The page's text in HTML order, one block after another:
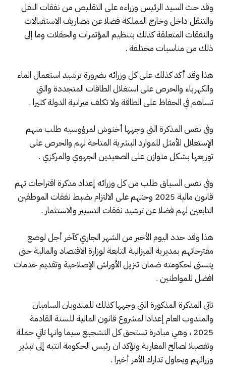
وقد حث السيد الرئيس وزراءه على التقليص من نفقات النقل
والتنقل داخل وخارج المملكة فضلا عن مصاريف الاستقبالات
والنفقات المتعلقة كذلك بتنظيم المؤتمرات والحفلات وما إلى
ذلك من مناسبات مختلفة .
هذا وقد أكد كذلك على كل وزرائه بضرورة ترشيد استعمال الماء
والكهرباء والحرص على استغلال الطاقات المتجددة والتي
تساهم في الحفاظ على الطاقة ولا تكلف ميزانية الدولة كثيرا .
وفي نفس المذكرة التي وجهها أخنوش لمرؤوسيه طلب منهم
الإستغلال الأمثل للموارد البشرية المتاحة لهم والحرص على
توزيعها بشكل متوازن على الصعيدين الجهوي والمركزي .
وفي نفس السياق طلب من كل وزرائه إعداد مذكرة اقتراحات تهم
قانون مالية 2025 وحثهم على الالتزام بضبط نفقات الموظفين
التابعين لهم فضلا عن ترشيد نفقات التسيير والاستثمار .
هذا وقد حدد اليوم الأخير من الشهر الجاري كآخر أجل لوضع
مقترحاتهم بمديرية الميزانية التابعة لوزارة الاقتصاد والمالية حتى
يتسنى لحكومته ضمان تنزيل الأوراش الإصلاحية وتقديم خدمات
افضل للمواطنين .
تاتي المذكرة المذكورة التي وجهها كذلك للمندوبان الساميان
والمندوب العام إعدادا لمشروع قانون المالية للسنة القادمة
2025 ، وهي مبادرة تستحق كل التشجيع سيما وانها تاتي جملة
وتفصيلا لصالح المغاربة وتؤكد ان رئيس الحكومة انتبه إلى تبذير
وزرائهم ويحاول تدارك الأمر أخيرا .